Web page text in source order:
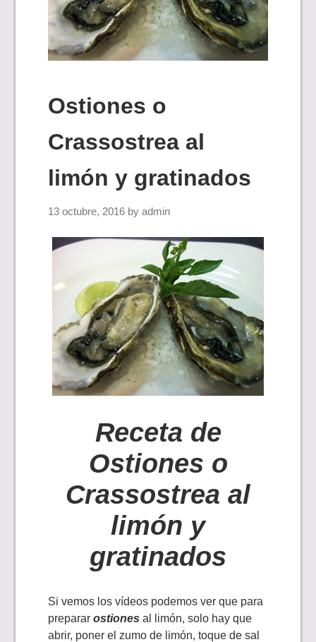
Ostiones o
Crassostrea al
limón y gratinados
13 octubre, 2016 byadmin
Receta de
Ostiones o
Crassostrea al
limón y
gratinados
Si vemos los vídeos podemos ver que para
prepararostiones al limón, solo hay que
abrir, poner el zumo de limón, toque de sal